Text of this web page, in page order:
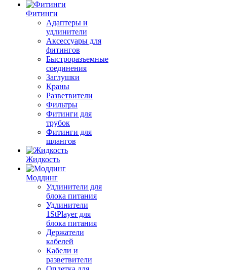
Фитинги
Адаптеры и
удлинители
Аксессуары для
фитингов
Быстроразъемные
соединения
Заглушки
Краны
Разветвители
Фильтры
Фитинги для
трубок
Фитинги для
шлангов
Жидкость
Моддинг
Удлинители для
блока питания
Удлинители
1StPlayer для
блока питания
Держатели
кабелей
Кабели и
разветвители